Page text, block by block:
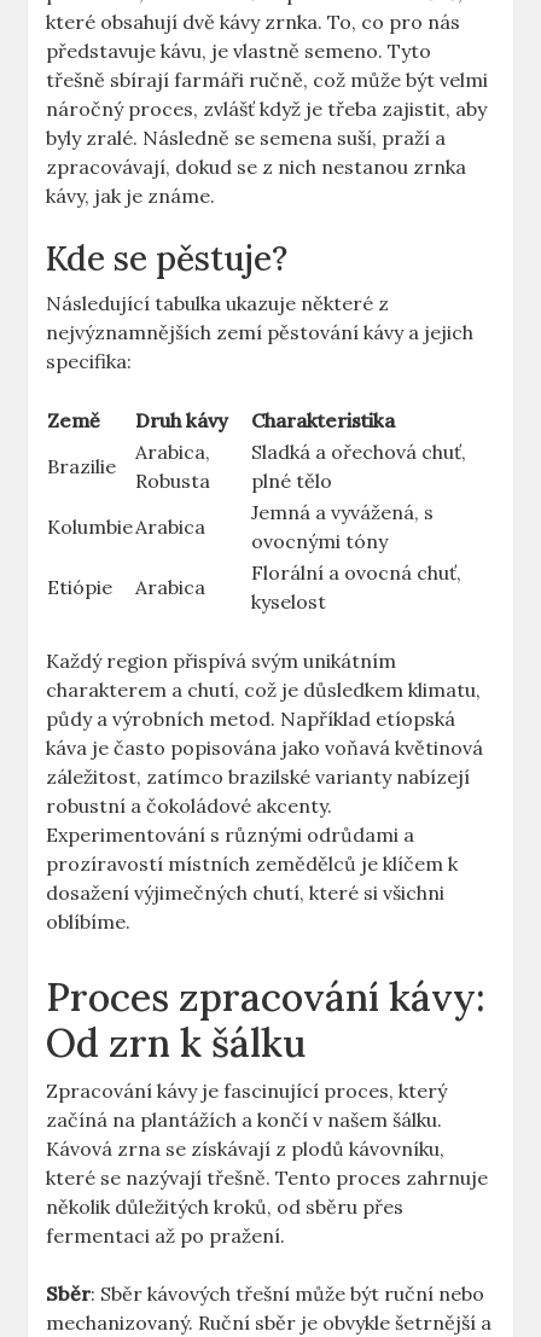
které obsahují dvě kávy zrnka. To, co pro nás
představuje kávu, je vlastně semeno. Tyto
třešně sbírají farmáři ručně, což může být velmi
náročný proces, zvlášť když je třeba zajistit, aby
byly zralé. Následně se semena suší, praží a
zpracovávají, dokud se z nich nestanou zrnka
kávy, jak je známe.
Kde se pěstuje?
Následující tabulka ukazuje některé z
nejvýznamnějších zemí pěstování kávy a jejich
specifika:
Země Druh kávy
Charakteristika
Brazilie
Arabica,
Robusta
Sladká a ořechová chuť,
plné tělo
KolumbieArabica
Jemná a vyvážená, s
ovocnými tóny
Etiópie
Arabica
Florální a ovocná chuť,
kyselost
Každý region přispívá svým unikátním
charakterem a chutí, což je důsledkem klimatu,
půdy a výrobních metod. Například etíopská
káva je často popisována jako voňavá květinová
záležitost, zatímco brazilské varianty nabízejí
robustní a čokoládové akcenty.
Experimentování s různými odrůdami a
prozíravostí místních zemědělců je klíčem k
dosažení výjimečných chutí, které si všichni
oblíbíme.
Proces zpracování kávy:
Od zrn k šálku
Zpracování kávy je fascinující proces, který
začíná na plantážích a končí v našem šálku.
Kávová zrna se získávají z plodů kávovníku,
které se nazývají třešně. Tento proces zahrnuje
několik důležitých kroků, od sběru přes
fermentaci až po pražení.
Sběr: Sběr kávových třešní může být ruční nebo
mechanizovaný. Ruční sběr je obvykle šetrnější a